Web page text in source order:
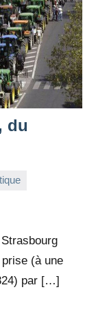
du
(à une
par […]